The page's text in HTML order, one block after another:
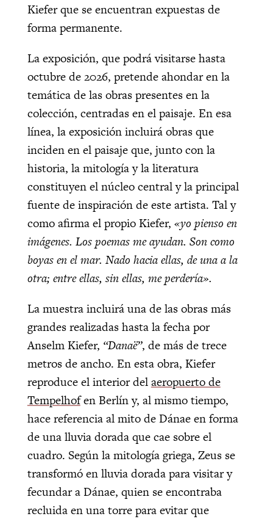
Kiefer que se encuentran expuestas de
forma permanente.
La exposición, que podrá visitarse hasta
octubre de 2026, pretende ahondar en la
temática de las obras presentes en la
colección, centradas en el paisaje. En esa
línea, la exposición incluirá obras que
inciden en el paisaje que, junto con la
historia, la mitología y la literatura
constituyen el núcleo central y la principal
fuente de inspiración de este artista. Tal y
como afirma el propio Kiefer, «yo pienso en
imágenes. Los poemas me ayudan. Son como
boyas en el mar. Nado hacia ellas, de una a la
otra; entre ellas, sin ellas, me perdería».
La muestra incluirá una de las obras más
grandes realizadas hasta la fecha por
Anselm Kiefer, “Danaë”, de más de trece
metros de ancho. En esta obra, Kiefer
reproduce el interior delaeropuerto de
Tempelhofen Berlín y, al mismo tiempo,
hace referencia al mito de Dánae en forma
de una lluvia dorada que cae sobre el
cuadro. Según la mitología griega, Zeus se
transformó en lluvia dorada para visitar y
fecundar a Dánae, quien se encontraba
recluida en una torre para evitar que